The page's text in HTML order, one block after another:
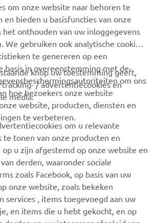
om onze website naar behoren te
bieden u basisfuncties van onze
het onthouden van uw inloggegevens
We gebruiken ook analytische cookies
te genereren op een
basis in overeenstemming met de
om ons
hoe bezoekers onze website
website, producten, diensten en
te verbeteren.
knop uw toestemming geeft,
/ advertentiecookies en
media:
om u relevante
te tonen van onze producten en
u zijn afgestemd op onze website en
derden, waaronder sociale
zoals Facebook, op basis van uw
onze website, zoals bekeken
services , items toegevoegd aan uw
en items die u hebt gekocht, en op